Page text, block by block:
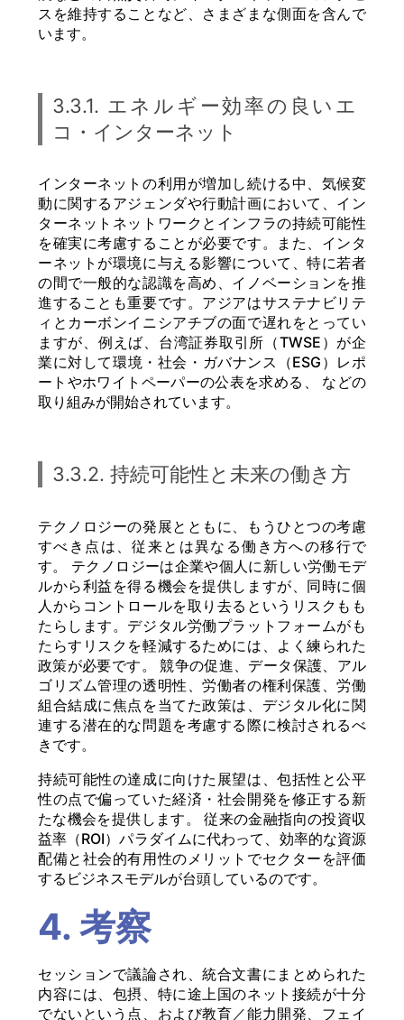
スを維持することなど、さまざまな側面を含んで
います。
3.3.1. エネルギー効率の良いエ
コ・インターネット
インターネットの利用が増加し続ける中、気候変
動に関するアジェンダや行動計画において、イン
ターネットネットワークとインフラの持続可能性
を確実に考慮することが必要です。また、インタ
ーネットが環境に与える影響について、特に若者
の間で一般的な認識を高め、イノベーションを推
進することも重要です。アジアはサステナビリテ
ィとカーボンイニシアチブの面で遅れをとってい
ますが、例えば、台湾証券取引所（TWSE）が企
業に対して環境・社会・ガバナンス（ESG）レポ
ートやホワイトペーパーの公表を求める、 などの
取り組みが開始されています。
3.3.2. 持続可能性と未来の働き方
テクノロジーの発展とともに、もうひとつの考慮
すべき点は、従来とは異なる働き方への移行で
す。 テクノロジーは企業や個人に新しい労働モデ
ルから利益を得る機会を提供しますが、同時に個
人からコントロールを取り去るというリスクもも
たらします。デジタル労働プラットフォームがも
たらすリスクを軽減するためには、よく練られた
政策が必要です。 競争の促進、データ保護、アル
ゴリズム管理の透明性、労働者の権利保護、労働
組合結成に焦点を当てた政策は、デジタル化に関
連する潜在的な問題を考慮する際に検討されるべ
きです。
持続可能性の達成に向けた展望は、包括性と公平
性の点で偏っていた経済・社会開発を修正する新
たな機会を提供します。 従来の金融指向の投資収
益率（ROI）パラダイムに代わって、効率的な資源
配備と社会的有用性のメリットでセクターを評価
するビジネスモデルが台頭しているのです。
4. 考察
セッションで議論され、統合文書にまとめられた
内容には、包摂、特に途上国のネット接続が十分
でないという点、および教育／能力開発、フェイ